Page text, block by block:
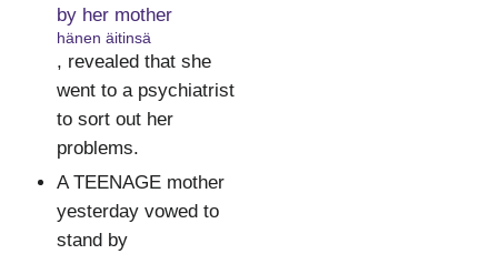
by her mother
hänen äitinsä
, revealed that she
went to a psychiatrist
to sort out her
problems.
A TEENAGE mother
yesterday vowed to
stand by